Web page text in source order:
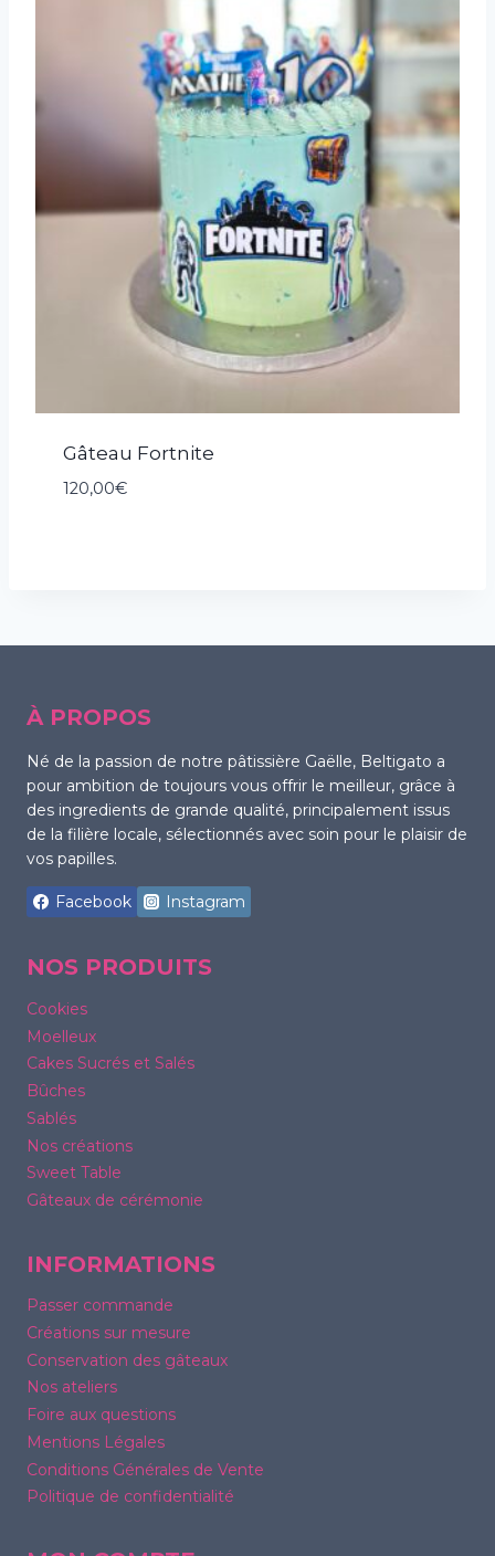
Gâteau Fortnite
120,00€
À PROPOS
Né de la passion de notre pâtissière Gaëlle, Beltigato a
pour ambition de toujours vous offrir le meilleur, grâce à
des ingredients de grande qualité, principalement issus
de la filière locale, sélectionnés avec soin pour le plaisir de
vos papilles.
Facebook Instagram
NOS PRODUITS
Cookies
Moelleux
Cakes Sucrés et Salés
Bûches
Sablés
Nos créations
Sweet Table
Gâteaux de cérémonie
INFORMATIONS
Passer commande
Créations sur mesure
Conservation des gâteaux
Nos ateliers
Foire aux questions
Mentions Légales
Conditions Générales de Vente
Politique de confidentialité